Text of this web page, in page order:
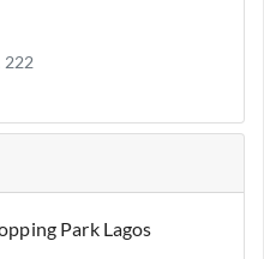
222
Park Lagos